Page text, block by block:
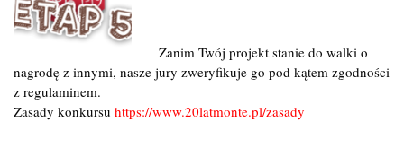
Zanim Twój projekt stanie do walki o
nagrodę z innymi, nasze jury zweryfikuje go pod kątem zgodności
z regulaminem.
Zasady konkursu https://www.20latmonte.pl/zasady